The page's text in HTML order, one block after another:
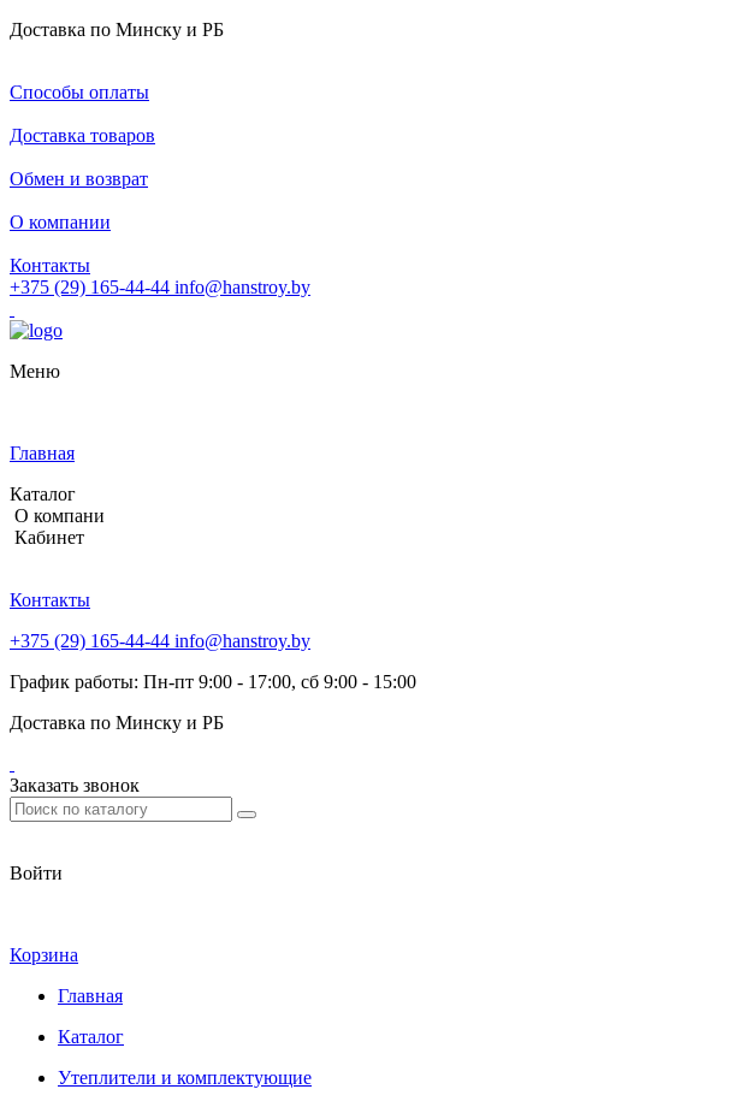
Доставка по Минску и РБ
Способы оплаты
Доставка товаров
Обмен и возврат
О компании
Контакты
+375 (29) 165-44-44 info@hanstroy.by
Меню
Главная
Каталог
О компани
Кабинет
Контакты
+375 (29) 165-44-44 info@hanstroy.by
График работы: Пн-пт 9:00 - 17:00, сб 9:00 - 15:00
Доставка по Минску и РБ
Заказать звонок
Войти
Корзина
Главная
Каталог
Утеплители и комплектующие